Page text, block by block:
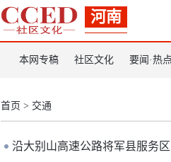
河南
本网专稿 社区文化 要闻·热点
首页 > 交通
沿大别山高速公路将军县服务